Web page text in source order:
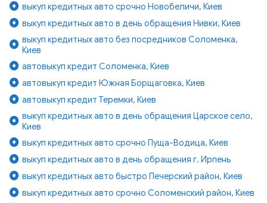
выкуп кредитных авто срочно Новобеличи, Киев
выкуп кредитных авто в день обращения Нивки, Киев
выкуп кредитных авто без посредников Соломенка,
Киев
автовыкуп кредит Соломенка, Киев
автовыкуп кредит Южная Борщаговка, Киев
автовыкуп кредит Теремки, Киев
выкуп кредитных авто в день обращения Царское село,
Киев
выкуп кредитных авто срочно Пуща-Водица, Киев
выкуп кредитных авто в день обращения г. Ирпень
выкуп кредитных авто быстро Печерский район, Киев
выкуп кредитных авто срочно Соломенский район, Киев